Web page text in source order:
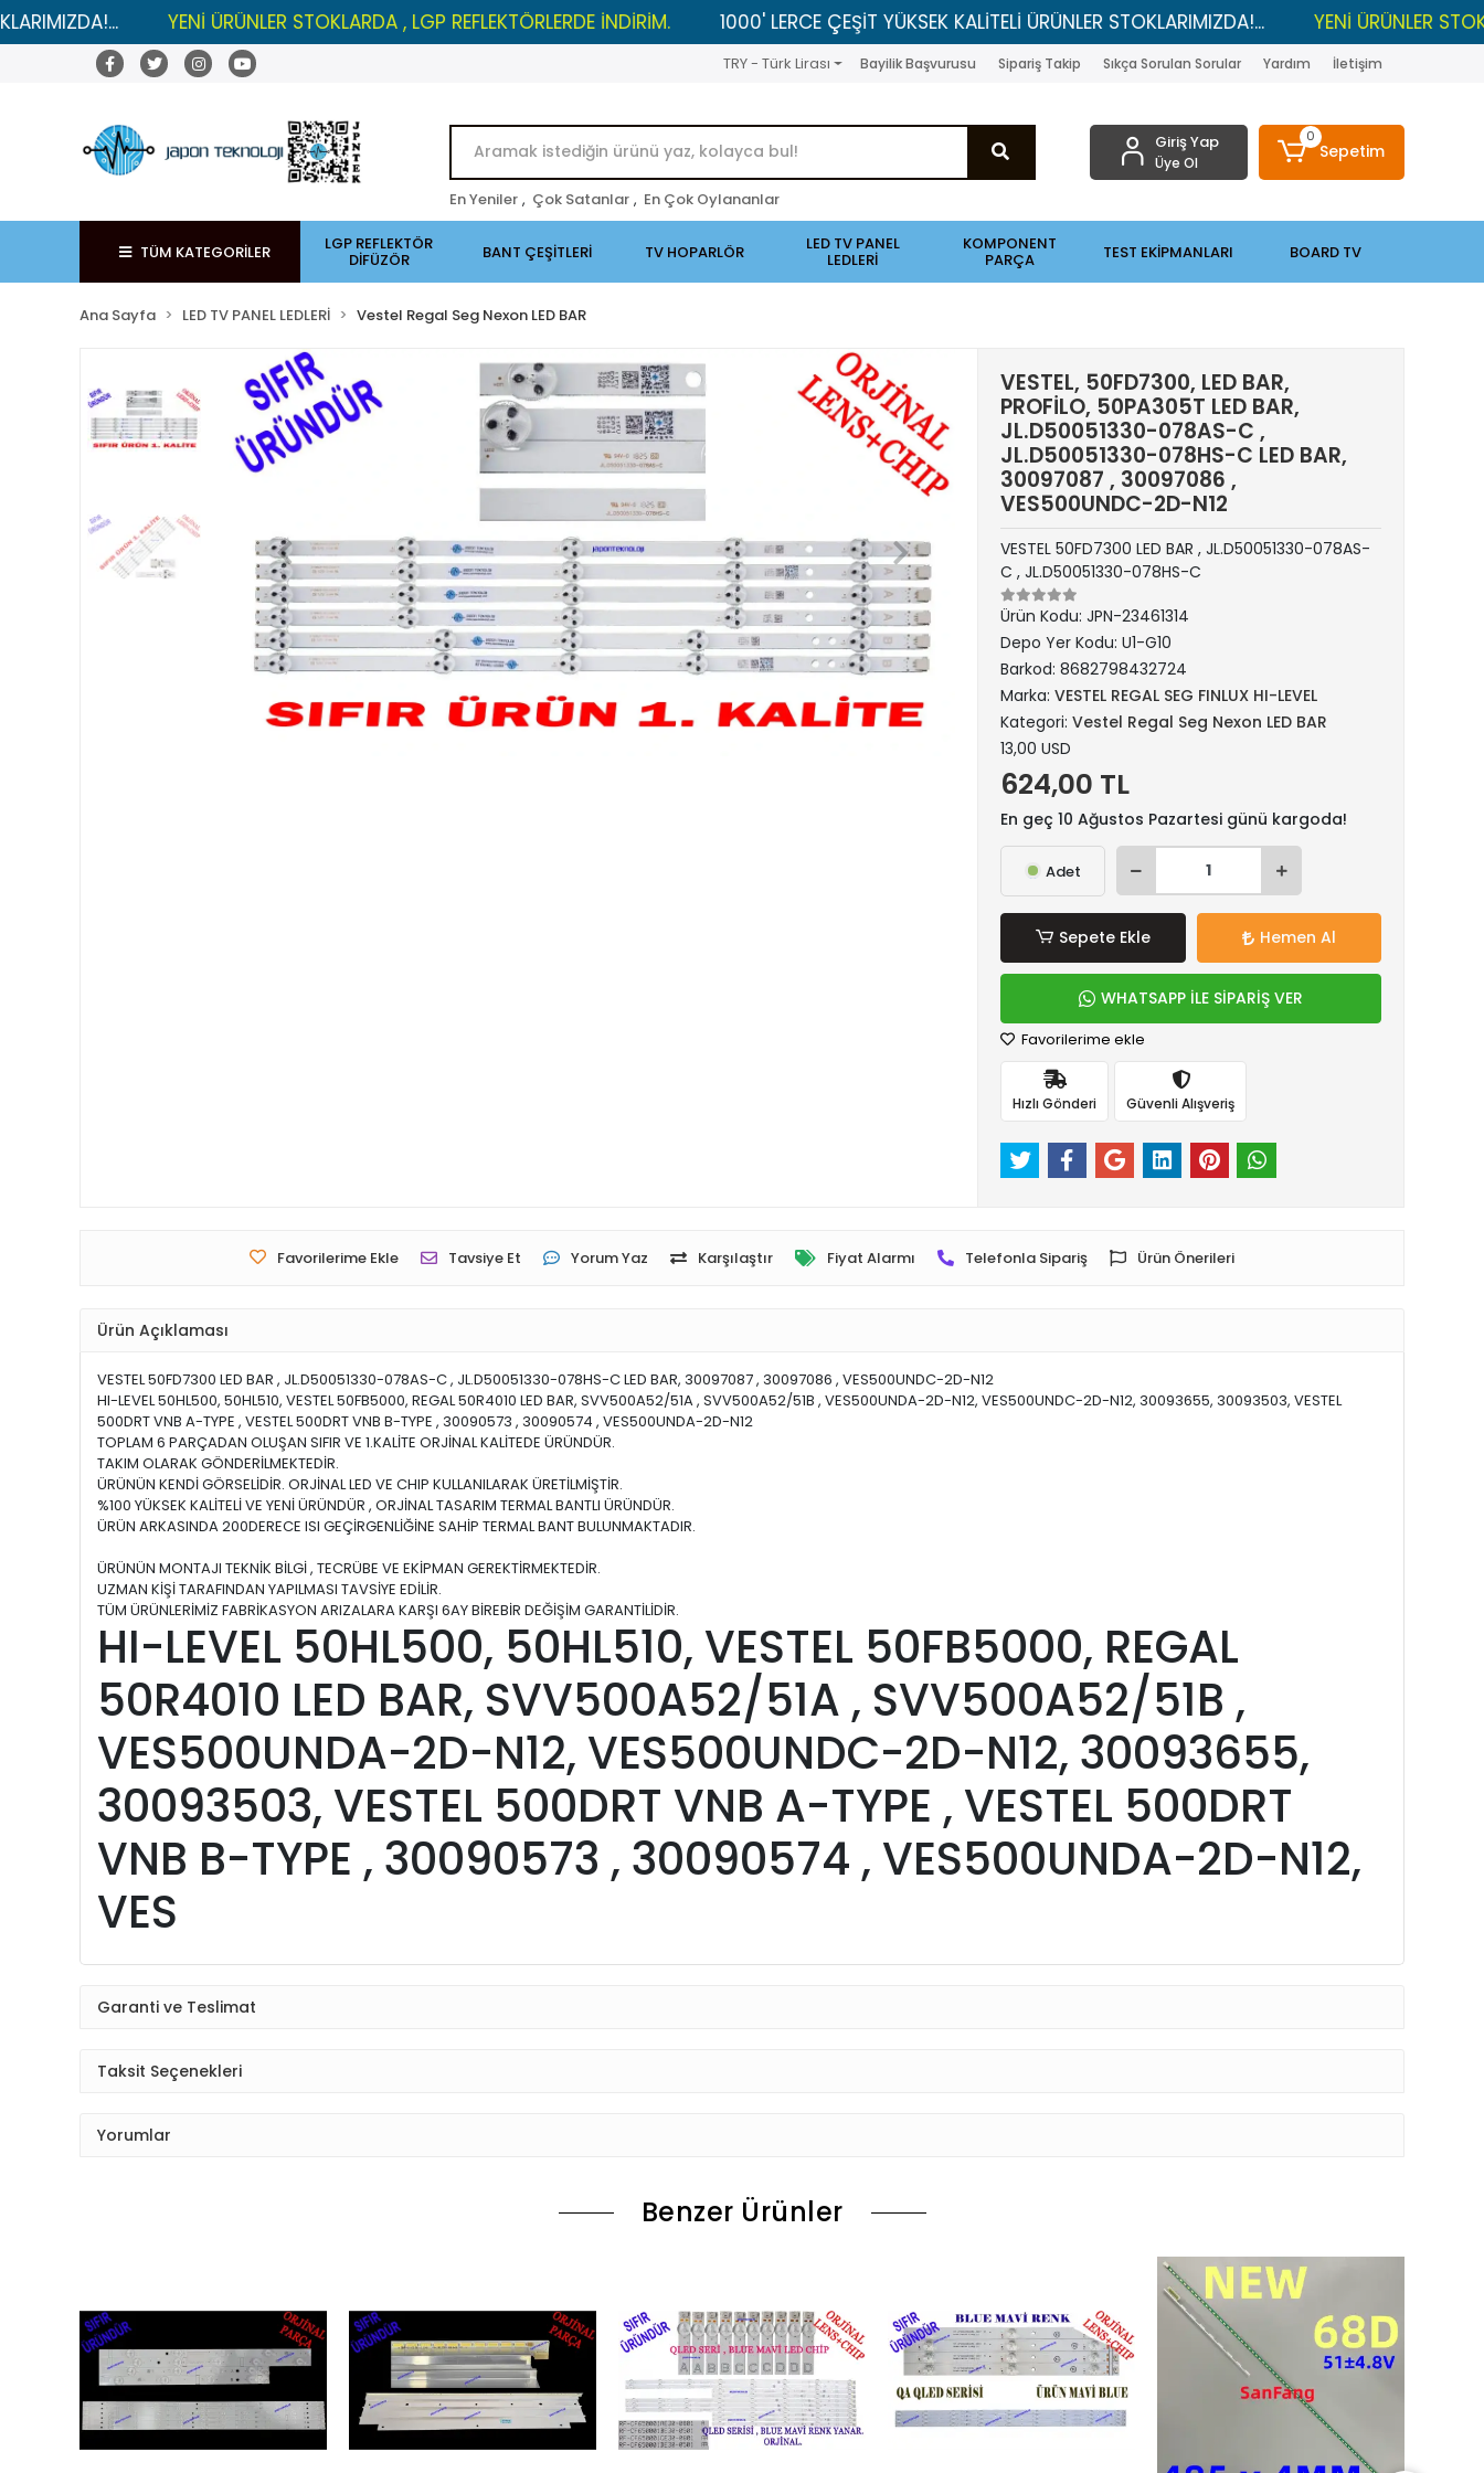
YENİ ÜRÜNLER STOKLARDA , LGP REFLEKTÖRLERDE İNDİRİM. 1000' LERCE ÇEŞİT YÜKSEK KALİTELİ ÜRÜNLER STOKLARIMIZDA!... YENİ ÜRÜNLER STOKLARDA
TRY - Türk Lirası Bayilik Başvurusu Sipariş Takip Sıkça Sorulan Sorular Yardım İletişim
En Yeniler , Çok Satanlar , En Çok Oylananlar
Giriş Yap
Üye Ol
0
Sepetim
TÜM KATEGORİLER LGP REFLEKTÖR
DİFÜZÖR BANT ÇEŞİTLERİ TV HOPARLÖR LED TV PANEL
LEDLERİ
KOMPONENT
PARÇA TEST EKİPMANLARI BOARD TV
Ana Sayfa LED TV PANEL LEDLERİ Vestel Regal Seg Nexon LED BAR
VESTEL, 50FD7300, LED BAR,
PROFİLO, 50PA305T LED BAR,
JL.D50051330-078AS-C ,
JL.D50051330-078HS-C LED BAR,
30097087 , 30097086 ,
VES500UNDC-2D-N12
VESTEL 50FD7300 LED BAR , JL.D50051330-078AS-
C , JL.D50051330-078HS-C
Ürün Kodu: JPN-23461314
Depo Yer Kodu: U1-G10
Barkod: 8682798432724
Marka: VESTEL REGAL SEG FINLUX HI-LEVEL
Kategori: Vestel Regal Seg Nexon LED BAR
13,00 USD
624,00 TL
En geç 10 Ağustos Pazartesi günü kargoda!
Adet
Sepete Ekle Hemen Al
WHATSAPP İLE SİPARİŞ VER
Favorilerime ekle
Hızlı Gönderi Güvenli Alışveriş
Favorilerime Ekle Tavsiye Et Yorum Yaz Karşılaştır Fiyat Alarmı Telefonla Sipariş Ürün Önerileri
Ürün Açıklaması
VESTEL 50FD7300 LED BAR , JL.D50051330-078AS-C , JL.D50051330-078HS-C LED BAR, 30097087 , 30097086 , VES500UNDC-2D-N12
HI-LEVEL 50HL500, 50HL510, VESTEL 50FB5000, REGAL 50R4010 LED BAR, SVV500A52/51A , SVV500A52/51B , VES500UNDA-2D-N12, VES500UNDC-2D-N12, 30093655, 30093503, VESTEL
500DRT VNB A-TYPE , VESTEL 500DRT VNB B-TYPE , 30090573 , 30090574 , VES500UNDA-2D-N12
TOPLAM 6 PARÇADAN OLUŞAN SIFIR VE 1.KALİTE ORJİNAL KALİTEDE ÜRÜNDÜR.
TAKIM OLARAK GÖNDERİLMEKTEDİR.
ÜRÜNÜN KENDİ GÖRSELİDİR. ORJİNAL LED VE CHIP KULLANILARAK ÜRETİLMİŞTİR.
%100 YÜKSEK KALİTELİ VE YENİ ÜRÜNDÜR , ORJİNAL TASARIM TERMAL BANTLI ÜRÜNDÜR.
ÜRÜN ARKASINDA 200DERECE ISI GEÇİRGENLİĞİNE SAHİP TERMAL BANT BULUNMAKTADIR.
ÜRÜNÜN MONTAJI TEKNİK BİLGİ , TECRÜBE VE EKİPMAN GEREKTİRMEKTEDİR.
UZMAN KİŞİ TARAFINDAN YAPILMASI TAVSİYE EDİLİR.
TÜM ÜRÜNLERİMİZ FABRİKASYON ARIZALARA KARŞI 6AY BİREBİR DEĞİŞİM GARANTİLİDİR.
HI-LEVEL 50HL500, 50HL510, VESTEL 50FB5000, REGAL
50R4010 LED BAR, SVV500A52/51A , SVV500A52/51B ,
VES500UNDA-2D-N12, VES500UNDC-2D-N12, 30093655,
30093503, VESTEL 500DRT VNB A-TYPE , VESTEL 500DRT
VNB B-TYPE , 30090573 , 30090574 , VES500UNDA-2D-N12,
VES
Garanti ve Teslimat
Taksit Seçenekleri
Yorumlar
Benzer Ürünler